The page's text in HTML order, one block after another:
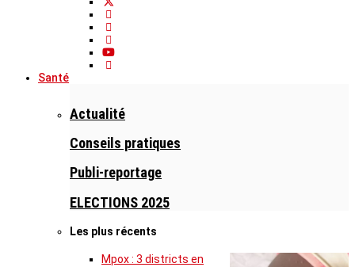
Santé
Actualité
Conseils pratiques
Publi-reportage
ELECTIONS 2025
Les plus récents
Mpox : 3 districts en